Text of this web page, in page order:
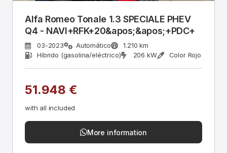
Alfa Romeo Tonale 1.3 SPECIALE PHEV
Q4 - NAVI+RFK+20&apos;&apos;+PDC+
03-2023 Automático
1.210 km
Híbrido (gasolina/eléctrico)
206 kW Color Rojo
51.948 €
with all included
More information